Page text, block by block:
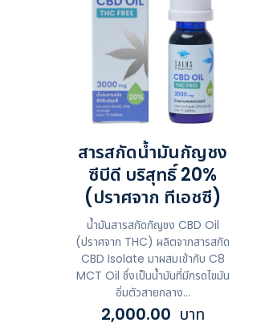
สารสกัดน้ำมันกัญชง
ซีบีดี บริสุทธิ์ 20%
(ปราศจาก ทีเอชซี)
น้ำมันสารสกัดกัญชง CBD Oil
(ปราศจาก THC) ผลิตจากสารสกัด
CBD Isolate มาผสมเข้ากับ C8
MCT Oil ซึ่งเป็นน้ำมันที่มีกรดไขมัน
อิ่มตัวสายกลาง...
2,000.00 บาท